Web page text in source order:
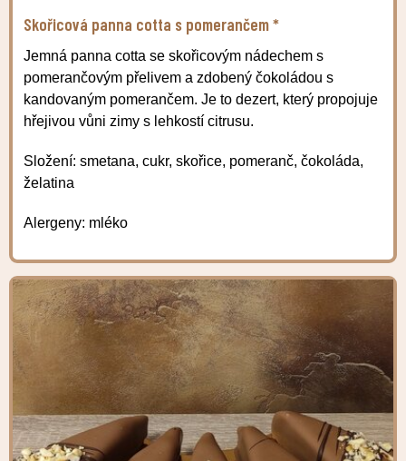
Skořicová panna cotta s pomerančem *
Jemná panna cotta se skořicovým nádechem s
pomerančovým přelivem a zdobený čokoládou s
kandovaným pomerančem. Je to dezert, který propojuje
hřejivou vůni zimy s lehkostí citrusu.
Složení: smetana, cukr, skořice, pomeranč, čokoláda,
želatina
Alergeny: mléko